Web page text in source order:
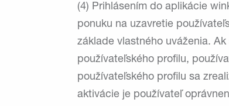
(4) Prihlásením do aplikácie
ponuku na uzavretie
základe vlastného uváženia.
používateľského profilu,
používateľského profilu sa
aktivácie je používateľ